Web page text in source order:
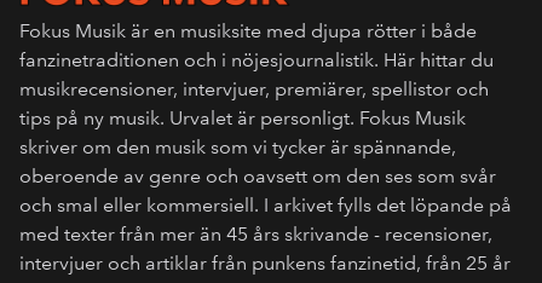
Fokus Musik är en musiksite med djupa rötter i både
fanzinetraditionen och i nöjesjournalistik. Här hittar du
musikrecensioner, intervjuer, premiärer, spellistor och
tips på ny musik. Urvalet är personligt. Fokus Musik
skriver om den musik som vi tycker är spännande,
oberoende av genre och oavsett om den ses som svår
och smal eller kommersiell. I arkivet fylls det löpande på
med texter från mer än 45 års skrivande - recensioner,
intervjuer och artiklar från punkens fanzinetid, från 25 år